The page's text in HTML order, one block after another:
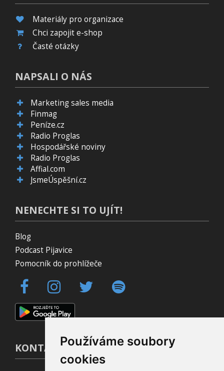
Používáme soubory
cookies
Materiály pro organizace
Chci zapojit e-shop
Časté otázky
NAPSALI O NÁS
Marketing sales media
Finmag
Peníze.cz
Radio Proglas
Hospodářské noviny
Radio Proglas
Affial.com
JsmeÚspěšní.cz
NENECHTE SI TO UJÍT!
Blog
Podcast Pijavice
Pomocník do prohlížeče
KONTAKT